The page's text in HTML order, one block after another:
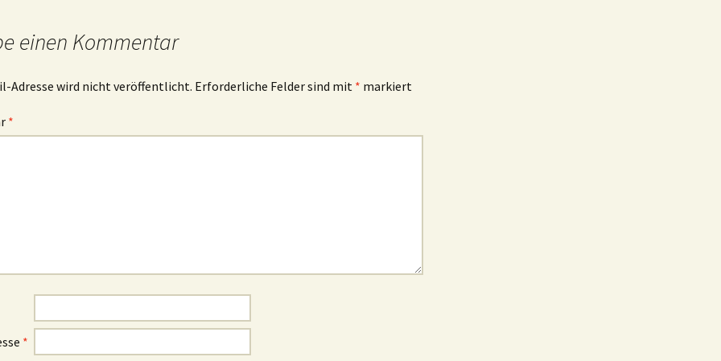
einen Kommentar
Adresse wird nicht veröffentlicht. Erforderliche Felder sind mit * markiert
*
*